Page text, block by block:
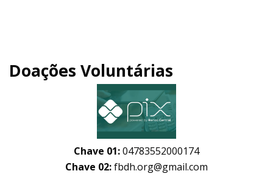
Doações Voluntárias
Chave 01:04783552000174
Chave 02:fbdh.org@gmail.com